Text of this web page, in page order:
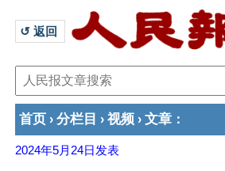
↺ 返回
首页 › 分栏目 › 视频 › 文章 ：
2024年5月24日 发表